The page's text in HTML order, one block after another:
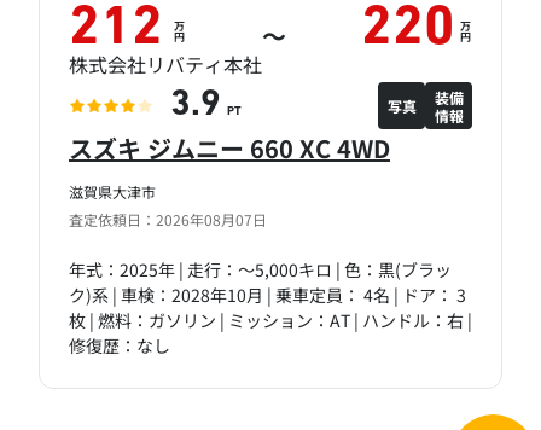
滋賀県大津市
査定依頼日：2026年08月07日
スズキ ジムニー 660 XC 4WD
年式：2025年 | 走行：～5,000キロ | 色：黒(ブラッ
ク)系 | 車検：2028年10月 | 乗車定員： 4名 | ドア： 3
枚 | 燃料：ガソリン | ミッション：AT | ハンドル：右 |
修復歴：なし
212 万
円 ～ 220 万
円
株式会社リバティ本社
3.9 PT 写真
装備
情報